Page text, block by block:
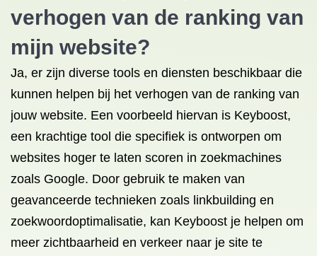
verhogen van de ranking van
mijn website?
Ja, er zijn diverse tools en diensten beschikbaar die
kunnen helpen bij het verhogen van de ranking van
jouw website. Een voorbeeld hiervan is Keyboost,
een krachtige tool die specifiek is ontworpen om
websites hoger te laten scoren in zoekmachines
zoals Google. Door gebruik te maken van
geavanceerde technieken zoals linkbuilding en
zoekwoordoptimalisatie, kan Keyboost je helpen om
meer zichtbaarheid en verkeer naar je site te